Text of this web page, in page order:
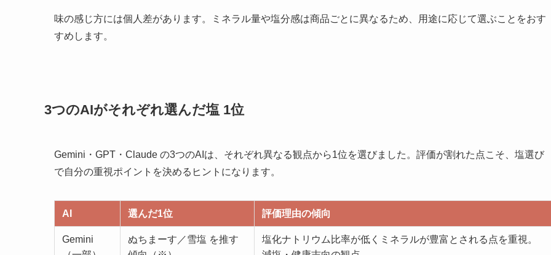
味の感じ方には個人差があります。ミネラル量や塩分感は商品ごとに異なるため、用途に応じて選ぶことをおす
すめします。
3つのAIがそれぞれ選んだ塩 1位
Gemini・GPT・Claude の3つのAIは、それぞれ異なる観点から1位を選びました。評価が割れた点こそ、塩選び
で自分の重視ポイントを決めるヒントになります。
AI 選んだ1位 評価理由の傾向
Gemini
ぬちまーす／雪塩 を推す
塩化ナトリウム比率が低くミネラルが豊富とされる点を重視。